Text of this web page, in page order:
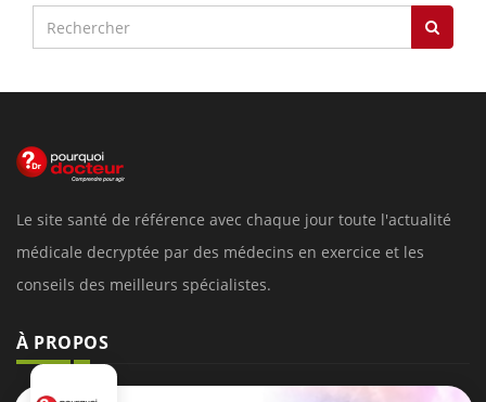
Le site santé de référence avec chaque jour toute l'actualité
médicale decryptée par des médecins en exercice et les
conseils des meilleurs spécialistes.
À PROPOS